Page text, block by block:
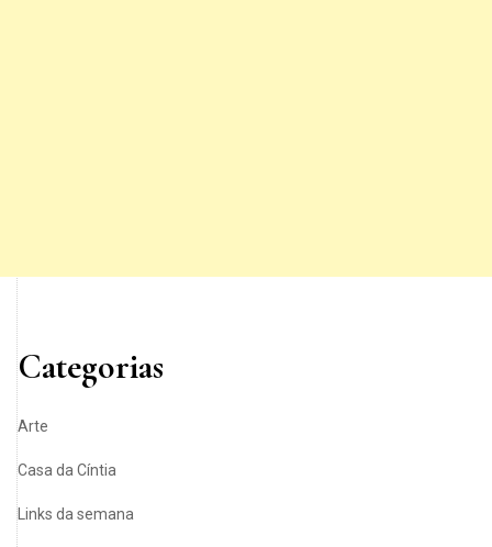
Categorias
Arte
Casa da Cíntia
Links da semana